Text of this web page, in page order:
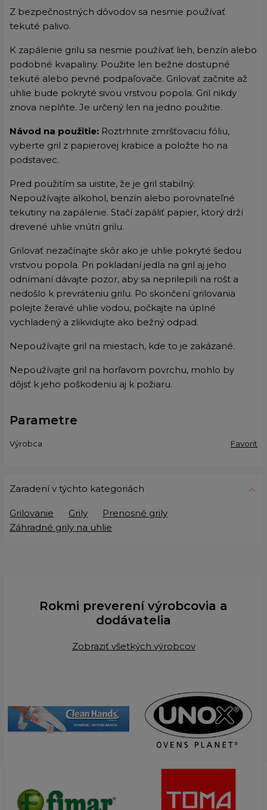
Z bezpečnostných dôvodov sa nesmie používať
tekuté palivo.
K zapálenie grilu sa nesmie používať lieh, benzín alebo
podobné kvapaliny. Použite len bežne dostupné
tekuté alebo pevné podpaľovače. Grilovať začnite až
uhlie bude pokryté sivou vrstvou popola. Gril nikdy
znova neplňte. Je určený len na jedno použitie.
Návod na použitie: Roztrhnite zmršťovaciu fóliu,
vyberte gril z papierovej krabice a položte ho na
podstavec.
Pred použitím sa uistite, že je gril stabilný.
Nepoužívajte alkohol, benzín alebo porovnateľné
tekutiny na zapálenie. Stačí zapáliť papier, ktorý drží
drevené uhlie vnútri grilu.
Grilovať nezačínajte skôr ako je uhlie pokryté šedou
vrstvou popola. Pri pokladaní jedla na gril aj jeho
odnímaní dávajte pozor, aby sa neprilepili na rošt a
nedošlo k prevráteniu grilu. Po skončení grilovania
polejte žeravé uhlie vodou, počkajte na úplné
vychladený a zlikvidujte ako bežný odpad.
Nepoužívajte gril na miestach, kde to je zakázané.
Nepoužívajte gril na horľavom povrchu, mohlo by
dôjsť k jeho poškodeniu aj k požiaru.
Parametre
Výrobca Favorit
Zaradení v týchto kategoriách
Grilovanie Grily
Prenosné grily
Záhradné grily na uhlie
Rokmi preverení výrobcovia a
dodávatelia
Zobraziť všetkých výrobcov